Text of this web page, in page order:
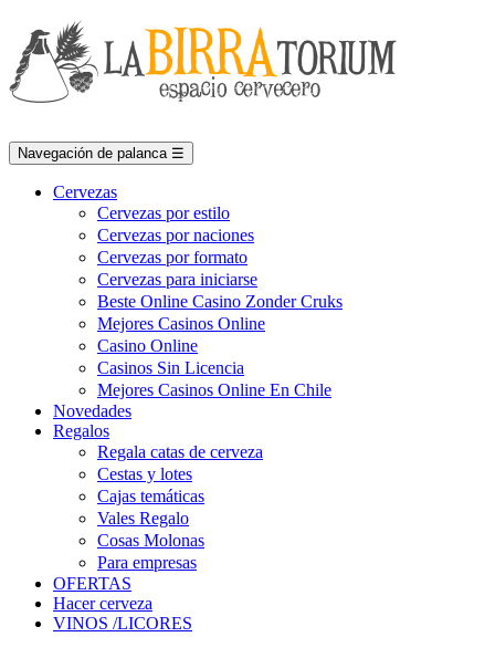
Navegación de palanca ☰
Cervezas
Cervezas por estilo
Cervezas por naciones
Cervezas por formato
Cervezas para iniciarse
Beste Online Casino Zonder Cruks
Mejores Casinos Online
Casino Online
Casinos Sin Licencia
Mejores Casinos Online En Chile
Novedades
Regalos
Regala catas de cerveza
Cestas y lotes
Cajas temáticas
Vales Regalo
Cosas Molonas
Para empresas
OFERTAS
Hacer cerveza
VINOS /LICORES